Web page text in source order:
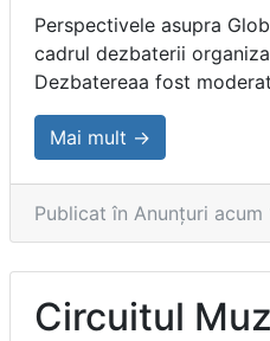
Perspectivele asupra
cadrul dezbaterii
Dezbatereaa fost
Mai mult →
Publicat în Anunțuri acum
Circuitul